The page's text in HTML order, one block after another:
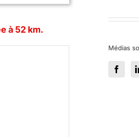
à 52 km.
Médias